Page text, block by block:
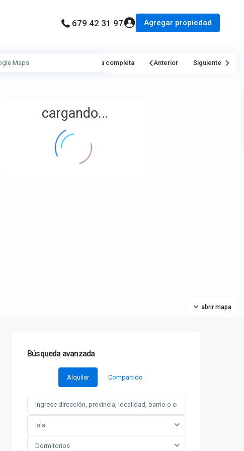
679 42 31 97 Agregar propiedad
cargando...
abrir mapa
Mi Ubicación Pantalla completa Anterior Siguiente
Búsqueda avanzada
Alquilar Compartido
Isla
Dormitorios